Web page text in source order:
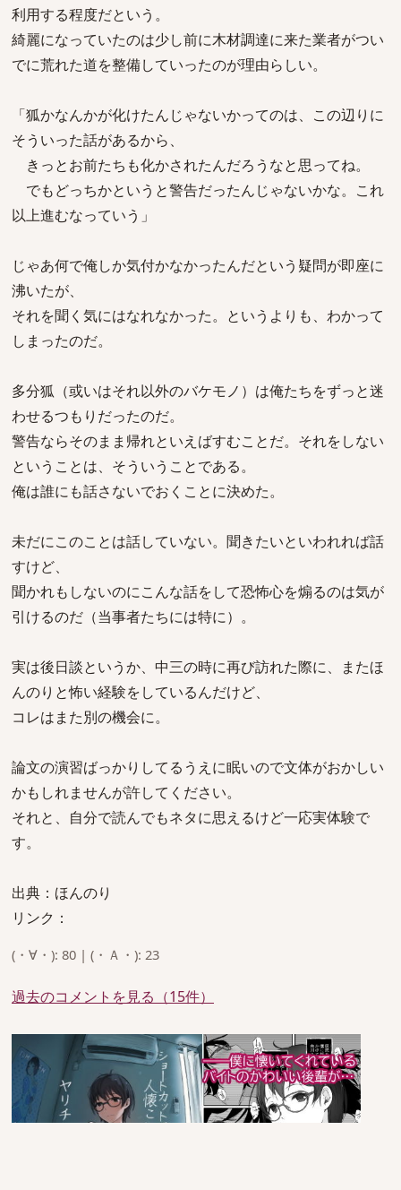
利用する程度だという。
綺麗になっていたのは少し前に木材調達に来た業者がつい
でに荒れた道を整備していったのが理由らしい。
「狐かなんかが化けたんじゃないかってのは、この辺りに
そういった話があるから、
きっとお前たちも化かされたんだろうなと思ってね。
でもどっちかというと警告だったんじゃないかな。これ
以上進むなっていう」
じゃあ何で俺しか気付かなかったんだという疑問が即座に
沸いたが、
それを聞く気にはなれなかった。というよりも、わかって
しまったのだ。
多分狐（或いはそれ以外のバケモノ）は俺たちをずっと迷
わせるつもりだったのだ。
警告ならそのまま帰れといえばすむことだ。それをしない
ということは、そういうことである。
俺は誰にも話さないでおくことに決めた。
未だにこのことは話していない。聞きたいといわれれば話
すけど、
聞かれもしないのにこんな話をして恐怖心を煽るのは気が
引けるのだ（当事者たちには特に）。
実は後日談というか、中三の時に再び訪れた際に、またほ
んのりと怖い経験をしているんだけど、
コレはまた別の機会に。
論文の演習ばっかりしてるうえに眠いので文体がおかしい
かもしれませんが許してください。
それと、自分で読んでもネタに思えるけど一応実体験で
す。
出典：ほんのり
リンク：
(・∀・): 80 | (・Ａ・): 23
過去のコメントを見る（15件）